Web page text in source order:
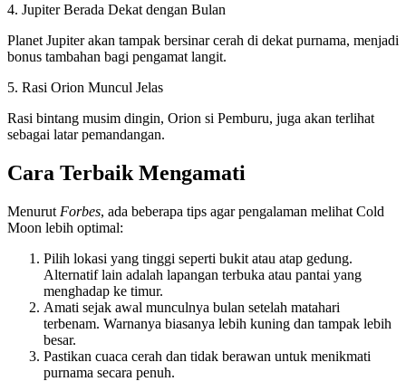
4. Jupiter Berada Dekat dengan Bulan
Planet Jupiter akan tampak bersinar cerah di dekat purnama, menjadi
bonus tambahan bagi pengamat langit.
5. Rasi Orion Muncul Jelas
Rasi bintang musim dingin, Orion si Pemburu, juga akan terlihat
sebagai latar pemandangan.
Cara Terbaik Mengamati
Menurut Forbes, ada beberapa tips agar pengalaman melihat Cold
Moon lebih optimal:
Pilih lokasi yang tinggi seperti bukit atau atap gedung.
Alternatif lain adalah lapangan terbuka atau pantai yang
menghadap ke timur.
Amati sejak awal munculnya bulan setelah matahari
terbenam. Warnanya biasanya lebih kuning dan tampak lebih
besar.
Pastikan cuaca cerah dan tidak berawan untuk menikmati
purnama secara penuh.